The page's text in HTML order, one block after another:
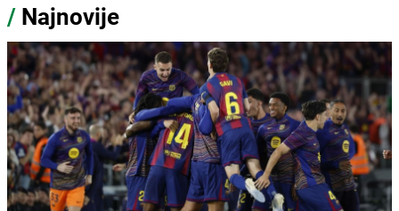
/ Najnovije